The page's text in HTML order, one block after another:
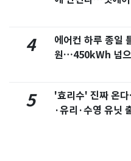
4
에어컨 하루 종일
원…450kWh 넘
5
'효리수' 진짜 온
·유리·수영 유닛